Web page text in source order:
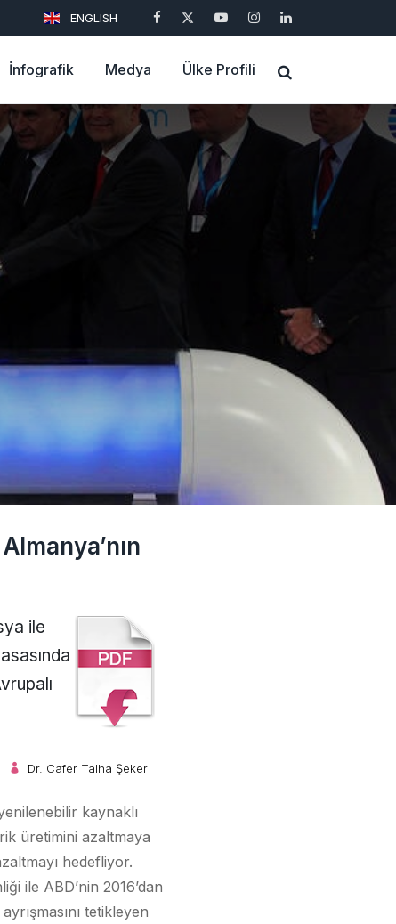
ENGLISH
İnfografik Medya Ülke Profili
ile
Dr. Cafer Talha Şeker
kaynaklı
üretimini azaltmaya
hedefliyor.
ile ABD’nin 2016’dan
tetikleyen